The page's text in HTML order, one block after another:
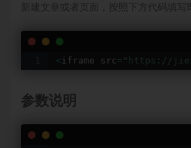
新建文章或者页面，按照下方代码填写
<iframe src = "https://
参数说明